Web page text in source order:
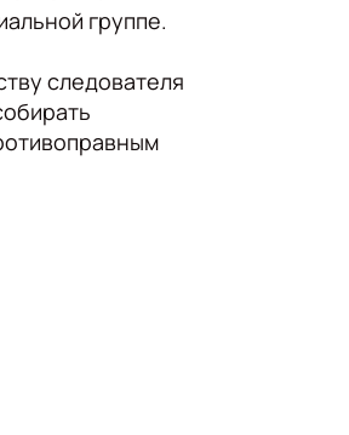
группе.
следователя